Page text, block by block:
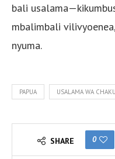
bali
mbalimbali
nyuma.
PAPUA USALAMA WA
SHARE 0